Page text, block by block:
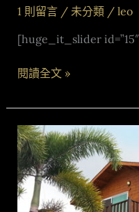
1 則留言 / 未分類/ leo
[huge_it_slider
閱讀全文 »
休
閒
度
假
原